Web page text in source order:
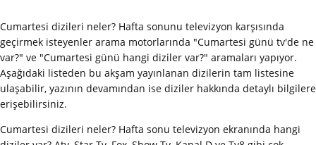
Cumartesi dizileri neler? Hafta sonunu televizyon karşısında
geçirmek isteyenler arama motorlarında "Cumartesi günü tv'de ne
var?" ve "Cumartesi günü hangi diziler var?" aramaları yapıyor.
Aşağıdaki listeden bu akşam yayınlanan dizilerin tam listesine
ulaşabilir, yazının devamından ise diziler hakkında detaylı bilgilere
erişebilirsiniz.
Cumartesi dizileri neler? Hafta sonu televizyon ekranında hangi